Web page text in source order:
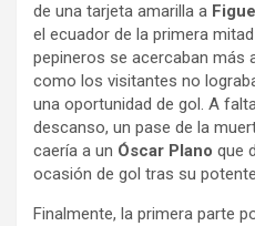
de una tarjeta amarilla a
el ecuador de la primera
pepineros se acercaban más
como los visitantes no
una oportunidad de gol. A
descanso, un pase de la
caería a un Óscar Plano que
ocasión de gol tras su
Finalmente, la primera parte